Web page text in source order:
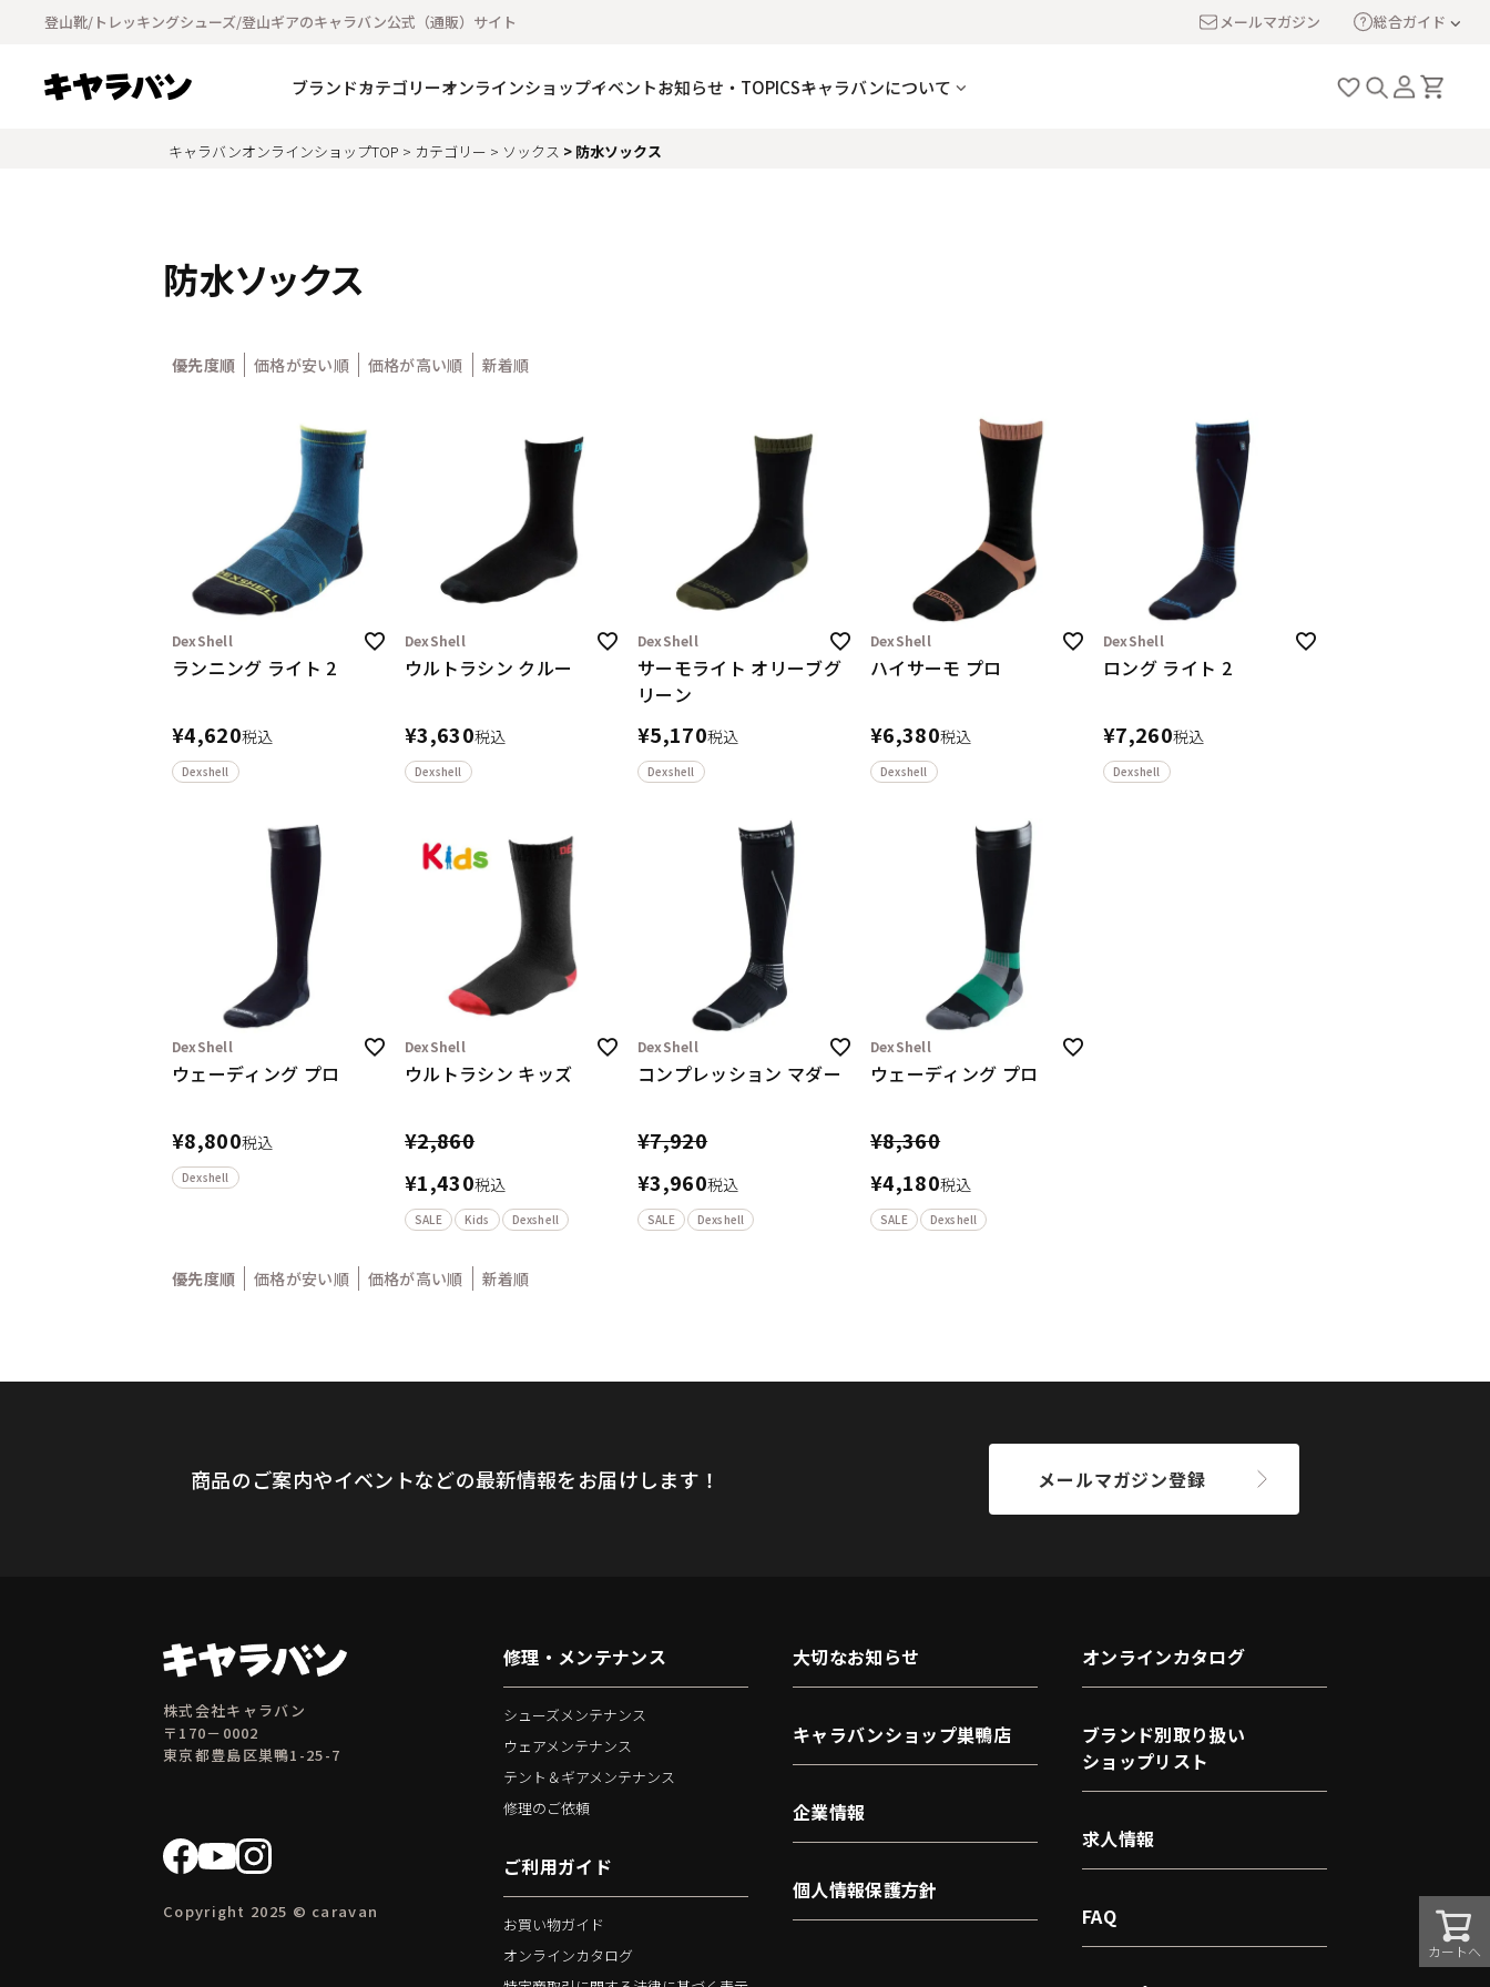
登山靴/トレッキングシューズ/登山ギアのキャラバン公式（通販）サイト メールマガジン 総合ガイド
ブランドカテゴリーオンラインショップイベントお知らせ・TOPICSキャラバンについて
キャラバンオンラインショップTOP カテゴリー ソックス 防水ソックス
防水ソックス
優先度順 価格が安い順 価格が高い順 新着順
DexShell
ランニング ライト 2
¥4,620税込
Dexshell
DexShell
ウルトラシン クルー
¥3,630税込
Dexshell
DexShell
サーモライト オリーブグ
リーン
¥5,170税込
Dexshell
DexShell
ハイサーモ プロ
¥6,380税込
Dexshell
DexShell
ロング ライト 2
¥7,260税込
Dexshell
DexShell
ウェーディング プロ
¥8,800税込
Dexshell
DexShell
ウルトラシン キッズ
¥2,860
¥1,430税込
SALE Kids Dexshell
DexShell
コンプレッション マダー
¥7,920
¥3,960税込
SALE Dexshell
DexShell
ウェーディング プロ
¥8,360
¥4,180税込
SALE Dexshell
優先度順 価格が安い順 価格が高い順 新着順
カートへ
商品のご案内やイベントなどの最新情報をお届けします！ メールマガジン登録
株式会社キャラバン
〒170－0002
東京都豊島区巣鴨1-25-7
Copyright 2025 © caravan
修理・メンテナンス
シューズメンテナンス
ウェアメンテナンス
テント＆ギアメンテナンス
修理のご依頼
ご利用ガイド
お買い物ガイド
オンラインカタログ
大切なお知らせ
キャラバンショップ巣鴨店
企業情報
個人情報保護方針
オンラインカタログ
ブランド別取り扱い
ショップリスト
求人情報
FAQ